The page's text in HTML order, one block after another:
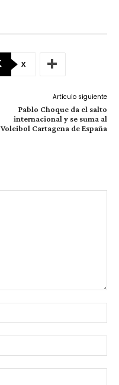
X
Artículo siguiente
Pablo Choque da el salto
internacional y se suma al
Voleibol Cartagena de España